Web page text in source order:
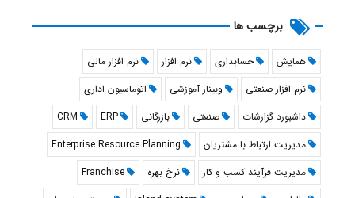
برچسب ها
همایش حسابداری نرم افزار
نرم افزار مالی
نرم افزار صنعتی
وبینار آموزشی
اتوماسیون اداری
داشبورد گزارشات
صنعتی بازرگانی ERP
CRM
مدیریت ارتباط با مشتریان
Enterprise Resource Planning
مدیریت فرآیند کسب و کار
نرخ بهره
Franchise